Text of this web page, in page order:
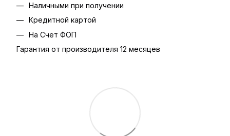
Наличными при получении
Кредитной картой
На Счет ФОП
Гарантия от производителя 12 месяцев